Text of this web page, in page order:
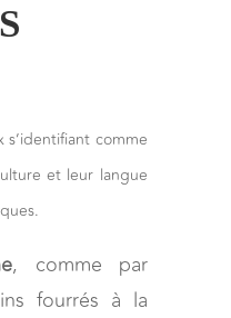
s’identifiant comme
et leur langue
, comme par
fourrés à la